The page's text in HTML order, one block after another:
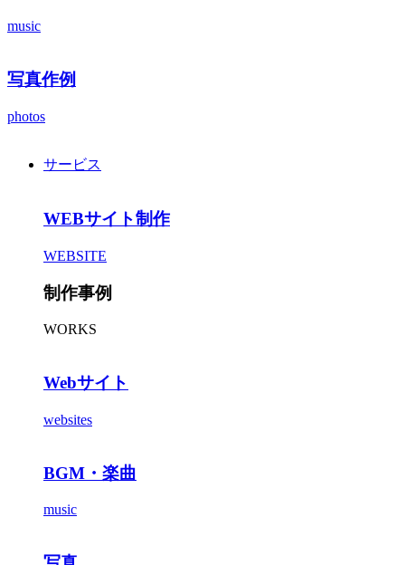
music
写真作例
photos
サービス
WEBサイト制作
WEBSITE
制作事例
WORKS
Webサイト
websites
BGM・楽曲
music